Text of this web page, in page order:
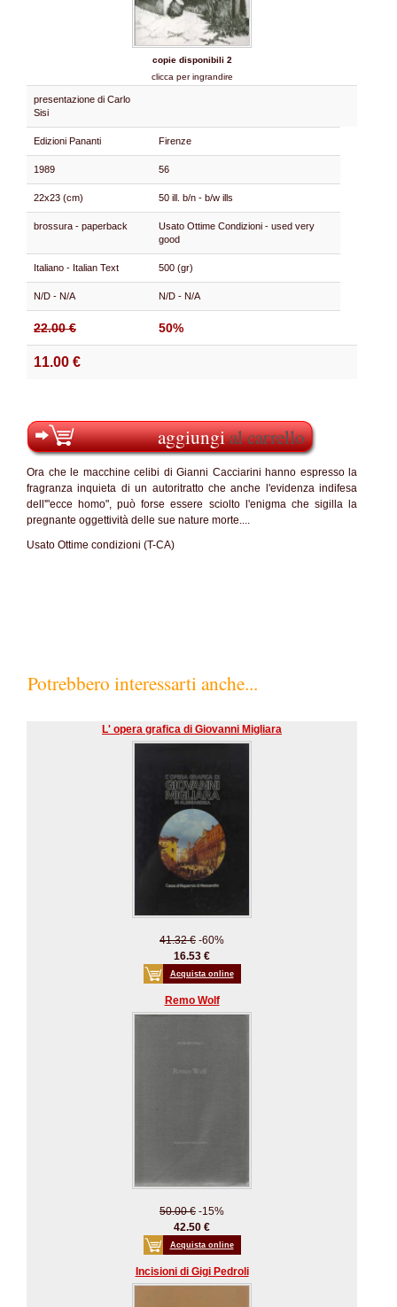
copie disponibili 2
clicca per ingrandire
presentazione di Carlo
Sisi
Edizioni Pananti Firenze
1989 56
22x23 (cm) 50 ill. b/n - b/w ills
brossura - paperback
Usato Ottime Condizioni - used very
good
Italiano - Italian Text 500 (gr)
N/D - N/A N/D - N/A
22.00 € 50%
11.00 €
aggiungial carrello
Ora che le macchine celibi di Gianni Cacciarini hanno espresso la
fragranza inquieta di un autoritratto che anche l'evidenza indifesa
dell'"ecce homo", può forse essere sciolto l'enigma che sigilla la
pregnante oggettività delle sue nature morte....
Usato Ottime condizioni (T-CA)
Potrebbero interessarti anche...
L' opera grafica di Giovanni Migliara
41.32 € -60%
16.53 €
Acquista online
Remo Wolf
50.00 € -15%
42.50 €
Acquista online
Incisioni di Gigi Pedroli